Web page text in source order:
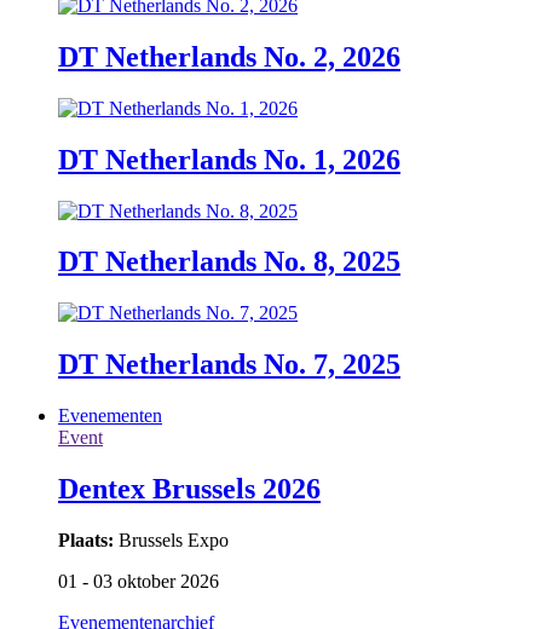
DT Netherlands No. 2, 2026
DT Netherlands No. 1, 2026
DT Netherlands No. 8, 2025
DT Netherlands No. 7, 2025
Evenementen
Event
Dentex Brussels 2026
Plaats: Brussels Expo
01 - 03 oktober 2026
Evenementenarchief